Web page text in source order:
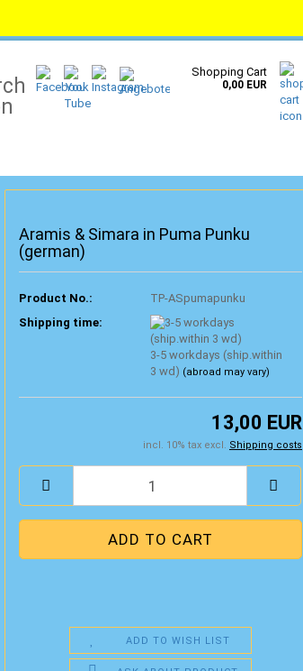
Search... Shopping Cart
0,00 EUR
Aramis & Simara in Puma Punku
(german)
Product No.:
TP-ASpumapunku
Shipping time:
3-5 workdays (ship.within
3 wd) (abroad may vary)
13,00 EUR
incl. 10% tax excl. Shipping costs
ADD TO WISH LIST